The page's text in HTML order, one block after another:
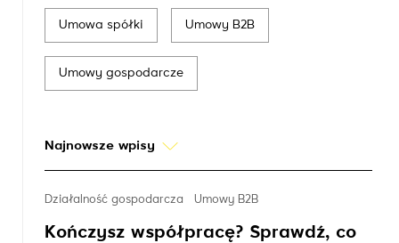
Umowa spółki Umowy B2B
Umowy gospodarcze
Najnowsze wpisy
Działalność gospodarcza Umowy B2B
Kończysz współpracę? Sprawdź, co